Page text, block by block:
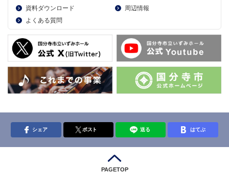
資料ダウンロード
周辺情報
よくある質問
シェア ポスト 送る はてぶ
PAGETOP